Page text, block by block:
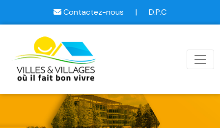
Contactez-nous | D.P.C